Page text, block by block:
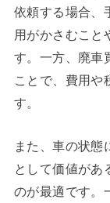
依頼する場合、
用がかさむこと
す。一方、廃車
ことで、費用や
す。
また、車の状
として価値があ
のが最適です。